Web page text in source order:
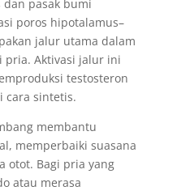
pasak bumi
poros hipotalamus–
jalur utama dalam
pria. Aktivasi jalur ini
testosteron
cara sintetis.
membantu
memperbaiki suasana
otot. Bagi pria yang
atau merasa